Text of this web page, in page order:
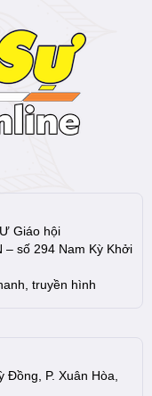
Giáo hội
– số 294 Nam Kỳ Khởi
truyền hình
Đồng, P. Xuân Hòa,